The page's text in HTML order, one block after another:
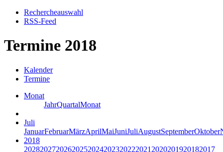
Rechercheauswahl
RSS-Feed
Termine 2018
Kalender
Termine
Monat
JahrQuartalMonat
Juli
JanuarFebruarMärzAprilMaiJuniJuliAugustSeptemberOktober
2018
20282027202620252024202320222021 2020201920182017